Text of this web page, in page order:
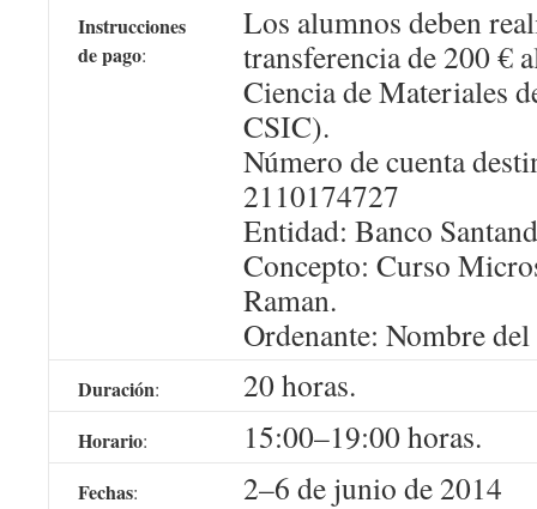
Instrucciones
de pago:
Los alumnos deben
transferencia de 200 €
Ciencia de Materiales
CSIC).
Número de cuenta
2110174727
Entidad: Banco
Concepto: Curso
Raman.
Ordenante: Nombre
Duración: 20 horas.
Horario: 15:00–19:00 horas.
Fechas: 2–6 de junio de 2014